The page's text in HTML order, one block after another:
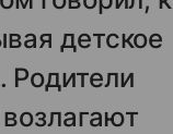
детское
Родители